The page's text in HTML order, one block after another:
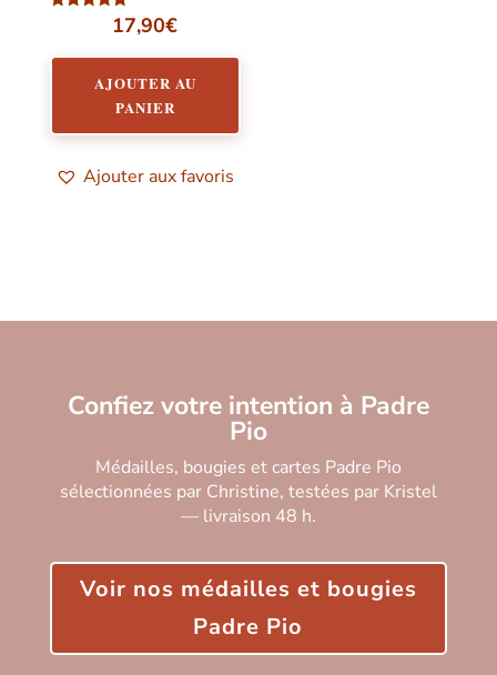
17,90€
AJOUTER AU
PANIER
Ajouter aux favoris
Confiez votre intention à Padre
Pio
Médailles, bougies et cartes Padre Pio
sélectionnées par Christine, testées par Kristel
— livraison 48 h.
Voir nos médailles et bougies
Padre Pio